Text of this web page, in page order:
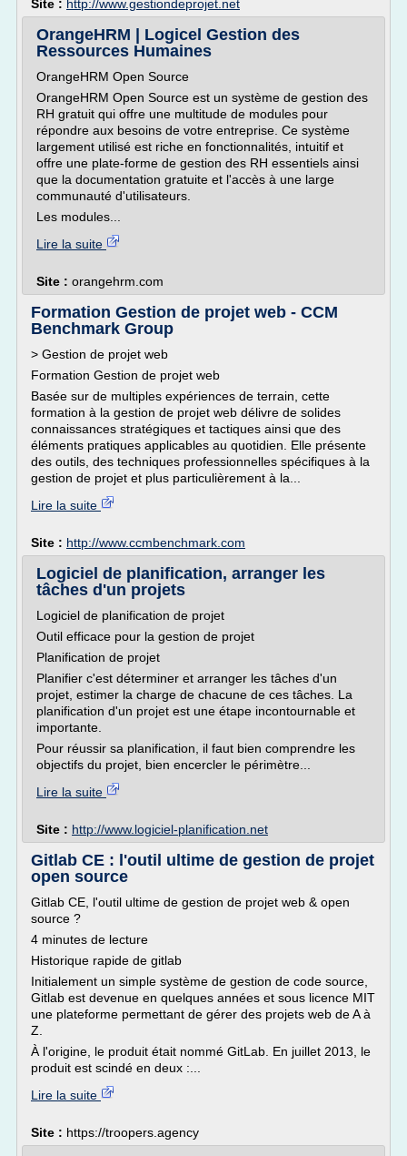
Site : http://www.gestiondeprojet.net
OrangeHRM | Logicel Gestion des
Ressources Humaines
OrangeHRM Open Source
OrangeHRM Open Source est un système de gestion des
RH gratuit qui offre une multitude de modules pour
répondre aux besoins de votre entreprise. Ce système
largement utilisé est riche en fonctionnalités, intuitif et
offre une plate-forme de gestion des RH essentiels ainsi
que la documentation gratuite et l'accès à une large
communauté d'utilisateurs.
Les modules...
Lire la suite
Site : orangehrm.com
Formation Gestion de projet web - CCM
Benchmark Group
> Gestion de projet web
Formation Gestion de projet web
Basée sur de multiples expériences de terrain, cette
formation à la gestion de projet web délivre de solides
connaissances stratégiques et tactiques ainsi que des
éléments pratiques applicables au quotidien. Elle présente
des outils, des techniques professionnelles spécifiques à la
gestion de projet et plus particulièrement à la...
Lire la suite
Site : http://www.ccmbenchmark.com
Logiciel de planification, arranger les
tâches d'un projets
Logiciel de planification de projet
Outil efficace pour la gestion de projet
Planification de projet
Planifier c'est déterminer et arranger les tâches d'un
projet, estimer la charge de chacune de ces tâches. La
planification d'un projet est une étape incontournable et
importante.
Pour réussir sa planification, il faut bien comprendre les
objectifs du projet, bien encercler le périmètre...
Lire la suite
Site : http://www.logiciel-planification.net
Gitlab CE : l'outil ultime de gestion de projet
open source
Gitlab CE, l'outil ultime de gestion de projet web & open
source ?
4 minutes de lecture
Historique rapide de gitlab
Initialement un simple système de gestion de code source,
Gitlab est devenue en quelques années et sous licence MIT
une plateforme permettant de gérer des projets web de A à
Z.
À l'origine, le produit était nommé GitLab. En juillet 2013, le
produit est scindé en deux :...
Lire la suite
Site : https://troopers.agency